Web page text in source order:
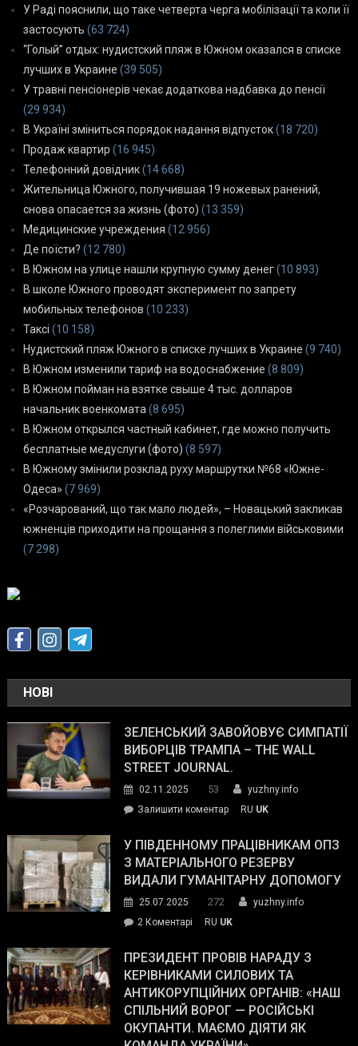
У Раді пояснили, що таке четверта черга мобілізації та коли її
застосують (63 724)
“Голый” отдых: нудистский пляж в Южном оказался в списке
лучших в Украине (39 505)
У травні пенсіонерів чекає додаткова надбавка до пенсії
(29 934)
В Україні зміниться порядок надання відпусток(18 720)
Продаж квартир (16 945)
Телефонний довідник(14 668)
Жительница Южного, получившая 19 ножевых ранений,
снова опасается за жизнь (фото) (13 359)
Медицинские учреждения (12 956)
Де поїсти? (12 780)
В Южном на улице нашли крупную сумму денег(10 893)
В школе Южного проводят эксперимент по запрету
мобильных телефонов (10 233)
Таксі (10 158)
Нудистский пляж Южного в списке лучших в Украине (9 740)
В Южном изменили тариф на водоснабжение (8 809)
В Южном пойман на взятке свыше 4 тыс. долларов
начальник военкомата (8 695)
В Южном открылся частный кабинет, где можно получить
бесплатные медуслуги (фото) (8 597)
В Южному змінили розклад руху маршрутки №68 «Южне-
Одеса» (7 969)
«Розчарований, що так мало людей», – Новацький закликав
южненців приходити на прощання з полеглими військовими
(7 298)
НОВІ
ЗЕЛЕНСЬКИЙ ЗАВОЙОВУЄ СИМПАТІЇ
ВИБОРЦІВ ТРАМПА – THE WALL
STREET JOURNAL.
02.11.2025 53
yuzhny.info
Залишити коментарon
завойовує
симпатії
виборців
The
Street
Journal.
RU UK
У ПІВДЕННОМУ ПРАЦІВНИКАМ ОПЗ
З МАТЕРІАЛЬНОГО РЕЗЕРВУ
ВИДАЛИ ГУМАНІТАРНУ ДОПОМОГУ
25.07.2025 272
yuzhny.info
2 Коментарі
Південному
працівникам
ОПЗ
з
матеріального
резерву
RU UK
ПРЕЗИДЕНТ ПРОВІВ НАРАДУ З
КЕРІВНИКАМИ СИЛОВИХ ТА
АНТИКОРУПЦІЙНИХ ОРГАНІВ: «НАШ
СПІЛЬНИЙ ВОРОГ — РОСІЙСЬКІ
ОКУПАНТИ. МАЄМО ДІЯТИ ЯК